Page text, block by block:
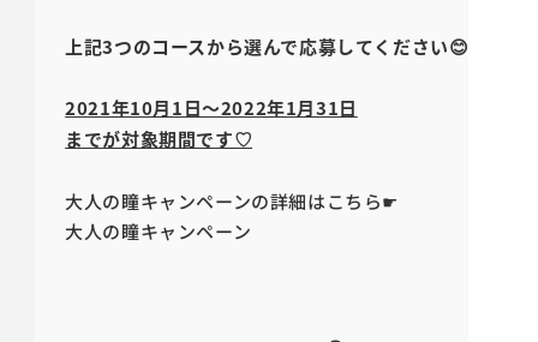
上記3つのコースから選んで応募してください😊
2021年10月1日～2022年1月31日
までが対象期間です♡
大人の瞳キャンペーンの詳細はこちら☛
大人の瞳キャンペーン